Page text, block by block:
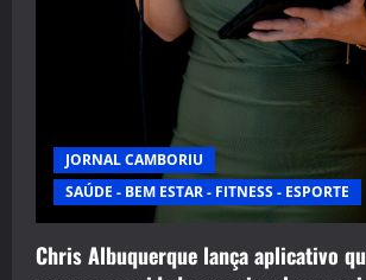
JORNAL CAMBORIU
SAÚDE - BEM ESTAR - FITNESS - ESPORTE
Chris Albuquerque lança aplicativo